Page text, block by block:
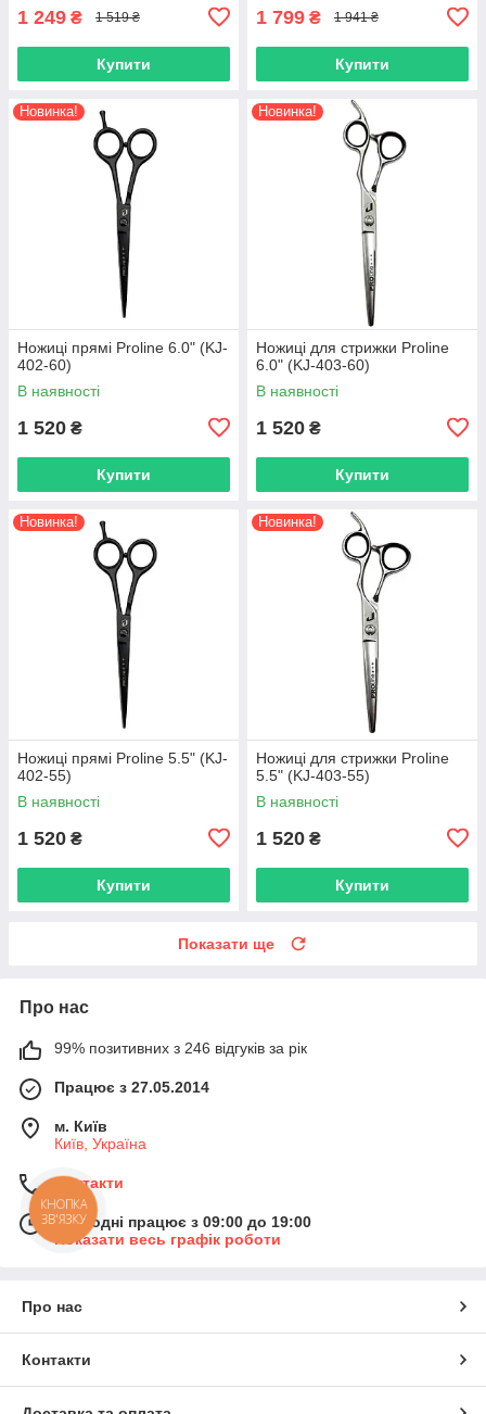
1 249 ₴ 1 519 ₴
Купити
1 799 ₴ 1 941 ₴
Купити
Новинка!
Ножиці прямі Proline 6.0" (KJ-
402-60)
В наявності
1 520 ₴
Купити
Новинка!
Ножиці для стрижки Proline
6.0" (KJ-403-60)
В наявності
1 520 ₴
Купити
Новинка!
Ножиці прямі Proline 5.5" (KJ-
402-55)
В наявності
1 520 ₴
Купити
Новинка!
Ножиці для стрижки Proline
5.5" (KJ-403-55)
В наявності
1 520 ₴
Купити
Показати ще
Про нас
99% позитивних з 246 відгуків за рік
Працює з 27.05.2014
м. Київ
Київ, Україна
Контакти
Сьогодні працює з 09:00 до 19:00
Показати весь графік роботи
Про нас
Контакти
КНОПКА
ЗВ'ЯЗКУ